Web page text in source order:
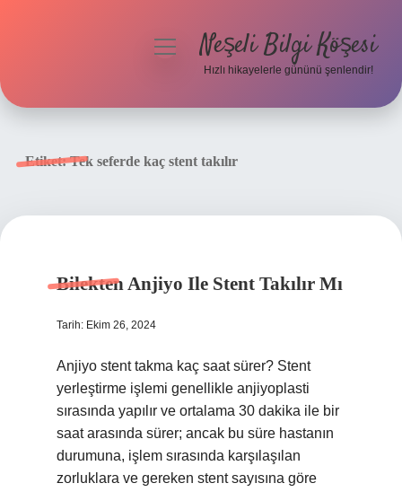
menüyüNeşeli Bilgi Köşesi
Hızlı hikayelerle gününü şenlendir!
Etiket:Tek seferde kaç stent takılır
Bilekten Anjiyo Ile Stent Takılır Mı
Tarih: Ekim 26, 2024
Anjiyo stent takma kaç saat sürer? Stent
yerleştirme işlemi genellikle anjiyoplasti
sırasında yapılır ve ortalama 30 dakika ile bir
saat arasında sürer; ancak bu süre hastanın
durumuna, işlem sırasında karşılaşılan
zorluklara ve gereken stent sayısına göre